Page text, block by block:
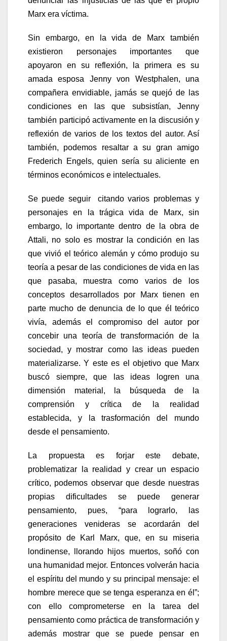
Marx era víctima.
Sin embargo, en la vida de Marx también
existieron personajes importantes que
apoyaron en su reflexión, la primera es su
amada esposa Jenny von Westphalen, una
compañera envidiable, jamás se quejó de las
condiciones en las que subsistían, Jenny
también participó activamente en la discusión y
reflexión de varios de los textos del autor. Así
también, podemos resaltar a su gran amigo
Frederich Engels, quien sería su aliciente en
términos económicos e intelectuales.
Se puede seguir citando varios problemas y
personajes en la trágica vida de Marx, sin
embargo, lo importante dentro de la obra de
Attali, no solo es mostrar la condición en las
que vivió el teórico alemán y cómo produjo su
teoría a pesar de las condiciones de vida en las
que pasaba, muestra como varios de los
conceptos desarrollados por Marx tienen en
parte mucho de denuncia de lo que él teórico
vivía, además el compromiso del autor por
concebir una teoría de transformación de la
sociedad, y mostrar como las ideas pueden
materializarse. Y este es el objetivo que Marx
buscó siempre, que las ideas logren una
dimensión material, la búsqueda de la
comprensión y crítica de la realidad
establecida, y la trasformación del mundo
desde el pensamiento.
La propuesta es forjar este debate,
problematizar la realidad y crear un espacio
crítico, podemos observar que desde nuestras
propias dificultades se puede generar
pensamiento, pues, “para lograrlo, las
generaciones venideras se acordarán del
propósito de Karl Marx, que, en su miseria
londinense, llorando hijos muertos, soñó con
una humanidad mejor. Entonces volverán hacia
el espíritu del mundo y su principal mensaje: el
hombre merece que se tenga esperanza en él”;
con ello comprometerse en la tarea del
pensamiento como práctica de transformación y
además mostrar que se puede pensar en